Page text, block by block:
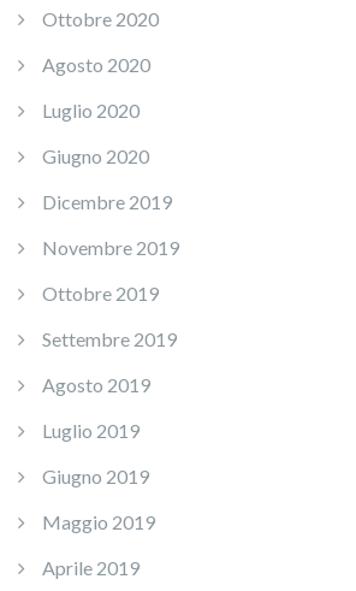
Ottobre 2020
Agosto 2020
Luglio 2020
Giugno 2020
Dicembre 2019
Novembre 2019
Ottobre 2019
Settembre 2019
Agosto 2019
Luglio 2019
Giugno 2019
Maggio 2019
Aprile 2019